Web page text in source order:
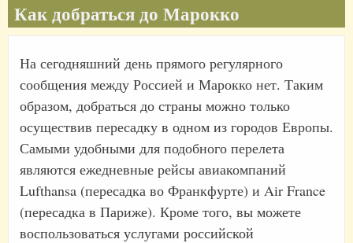
навигации
Как добраться до Марокко
На сегодняшний день прямого регулярного
сообщения между Россией и Марокко нет. Таким
образом, добраться до страны можно только
осуществив пересадку в одном из городов Европы.
Самыми удобными для подобного перелета
являются ежедневные рейсы авиакомпаний
Lufthansa (пересадка во Франкфурте) и Air France
(пересадка в Париже). Кроме того, вы можете
воспользоваться услугами российской